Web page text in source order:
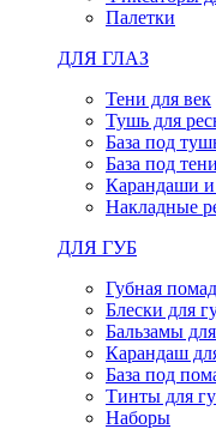
Палетки
ДЛЯ ГЛАЗ
Тени для век
Тушь для
База под
База под тени
Карандаши
Накладные
ДЛЯ ГУБ
Губная
Блески для
Бальзамы
Карандаш
База под
Тинты для
Наборы